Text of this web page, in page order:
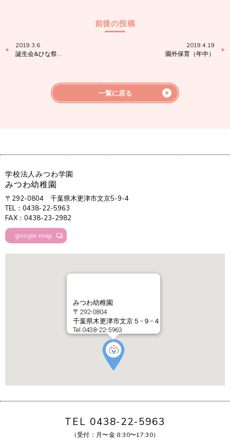
前後の投稿
2019.3.6
誕生会&ひな祭…
2019.4.19
園外保育（年中）
一覧に戻る
学校法人みつわ学園
みつわ幼稚園
〒292-0804
千葉県木更津市文京5-9-4
TEL：0438-22-5963
FAX：0438-23-2982
google map
みつわ幼稚園
〒292-0804
千葉県木更津市文京５−９−４
Tel.0438-22-5963
TEL 0438-22-5963
（受付：月〜金 8:30〜17:30）